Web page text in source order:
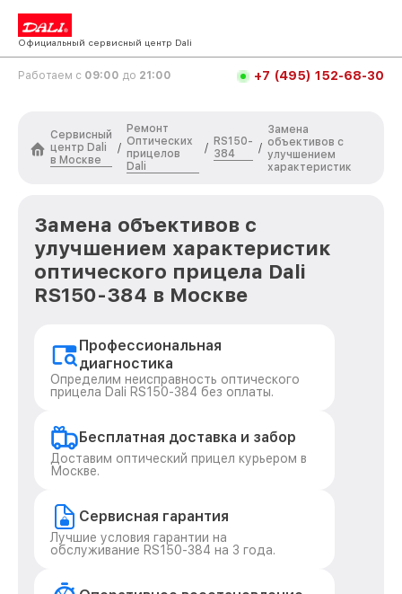
Официальный сервисный центр Dali
Работаем с 09:00 до 21:00 +7 (495) 152-68-30
Сервисный
центр Dali
в Москве
/
Ремонт
Оптических
прицелов
Dali
/
RS150-
384
/
Замена
объективов с
улучшением
характеристик
Замена объективов с
улучшением характеристик
оптического прицела Dali
RS150-384 в Москве
Профессиональная
диагностика
Определим неисправность оптического
прицела Dali RS150-384 без оплаты.
Бесплатная доставка и забор
Доставим оптический прицел курьером в
Москве.
Сервисная гарантия
Лучшие условия гарантии на
обслуживание RS150-384 на 3 года.